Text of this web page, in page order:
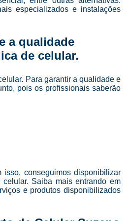
Manutenção e Conserto de Celular
Completo Manutenção e Conserto
Manutenção de Celular em São
de Manutenção em Celular
Curso Completo
Conserto de Celular Presencial
Curso Online Conserto de Celular
especializados e instalações
a qualidade
de celular.
Para garantir a qualidade e
pois os profissionais saberão
conseguimos disponibilizar
Saiba mais entrando em
e produtos disponibilizados